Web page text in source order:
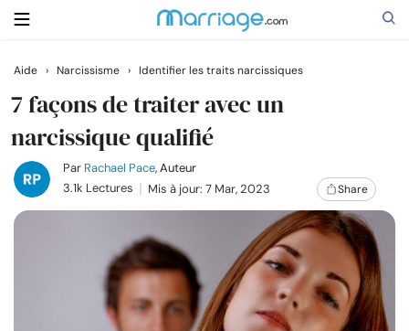
Rechercher
Se marier
Relations
Aide › Narcissisme › Identifier les traits narcissiques
7 façons de traiter avec un
narcissique qualifié
Par Rachael Pace, Auteur
3.1k Lectures
Mis à jour: 7 Mar, 2023 Share